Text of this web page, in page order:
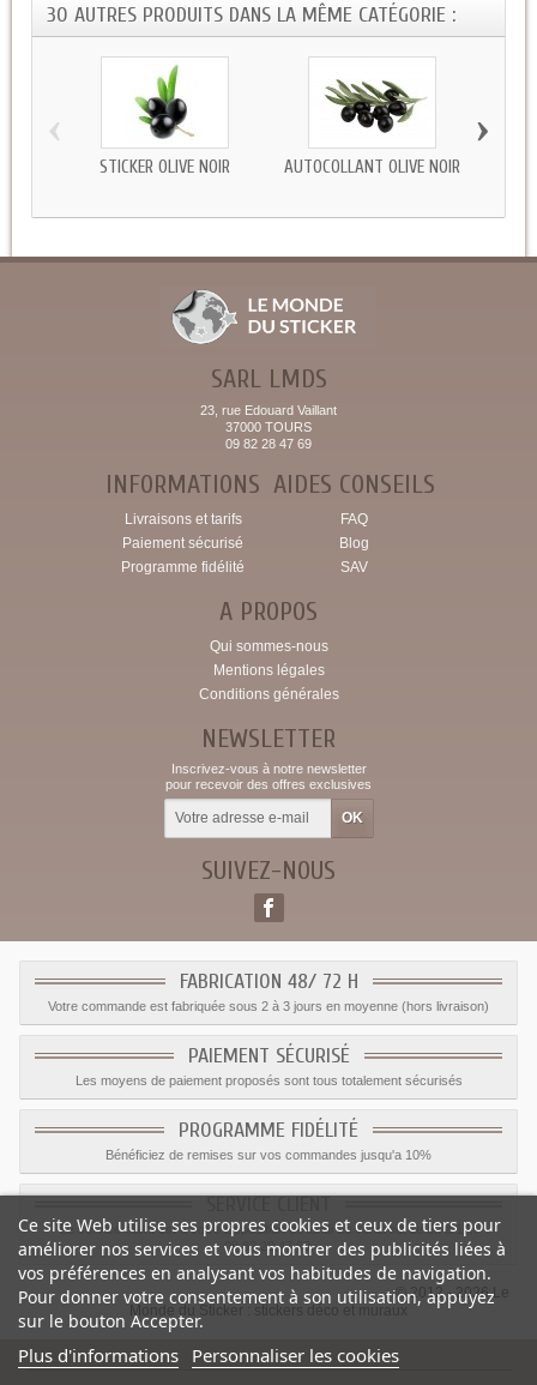
30 AUTRES PRODUITS DANS LA MÊME CATÉGORIE :
STICKER OLIVE NOIR AUTOCOLLANT OLIVE NOIR
‹ ›
SARL LMDS
23, rue Edouard Vaillant
37000 TOURS
09 82 28 47 69
INFORMATIONS
Livraisons et tarifs
Paiement sécurisé
Programme fidélité
AIDES CONSEILS
FAQ
Blog
SAV
A PROPOS
Qui sommes-nous
Mentions légales
Conditions générales
NEWSLETTER
Inscrivez-vous à notre newsletter
pour recevoir des offres exclusives
SUIVEZ-NOUS
FABRICATION 48/ 72 H
Votre commande est fabriquée sous 2 à 3 jours en moyenne (hors livraison)
PAIEMENT SÉCURISÉ
Les moyens de paiement proposés sont tous totalement sécurisés
PROGRAMME FIDÉLITÉ
Bénéficiez de remises sur vos commandes jusqu'a 10%
Le service client est a votre disposition du lundi au vendredi de 8h à 17h
09.82.28.47.69.
© 2012 - 2026 Le
Monde du Sticker :
stickers déco et muraux
Ce site Web utilise ses propres cookies et ceux de tiers pour
améliorer nos services et vous montrer des publicités liées à
vos préférences en analysant vos habitudes de navigation.
Pour donner votre consentement à son utilisation, appuyez
sur le bouton Accepter.
Plus d'informations Personnaliser les cookies